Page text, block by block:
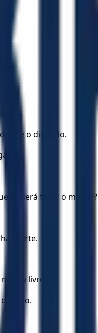
me o dia todo.
poderá fazer o mortal?
morte.
teu livro?